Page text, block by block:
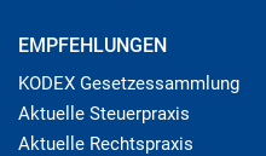
EMPFEHLUNGEN
KODEX Gesetzessammlung
Aktuelle Steuerpraxis
Aktuelle Rechtspraxis